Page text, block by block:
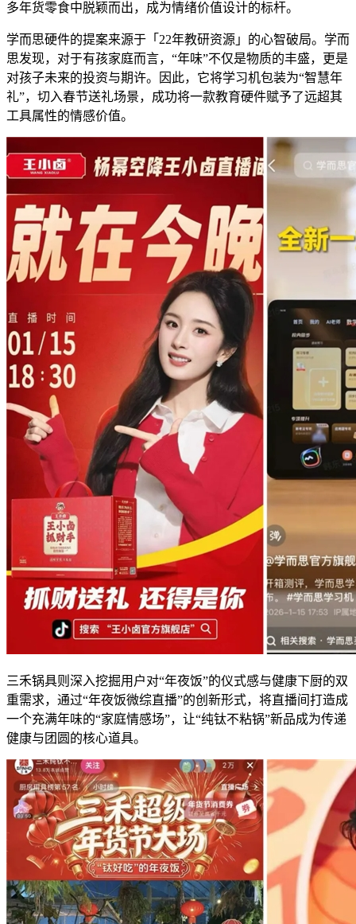
多年货零食中脱颖而出，成为情绪价值设计的标杆。
学而思硬件的提案来源于「22年教研资源」的心智破局。学而
思发现，对于有孩家庭而言，“年味”不仅是物质的丰盛，更是
对孩子未来的投资与期许。因此，它将学习机包装为“智慧年
礼”，切入春节送礼场景，成功将一款教育硬件赋予了远超其
工具属性的情感价值。
三禾锅具则深入挖掘用户对“年夜饭”的仪式感与健康下厨的双
重需求，通过“年夜饭微综直播”的创新形式，将直播间打造成
一个充满年味的“家庭情感场”，让“纯钛不粘锅”新品成为传递
健康与团圆的核心道具。